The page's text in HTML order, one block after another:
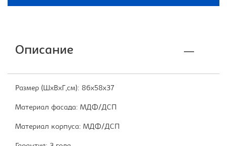
Описание
Размер (ШхВхГ,см): 86x58x37
Материал фасада: МДФ/ДСП
Материал корпуса: МДФ/ДСП